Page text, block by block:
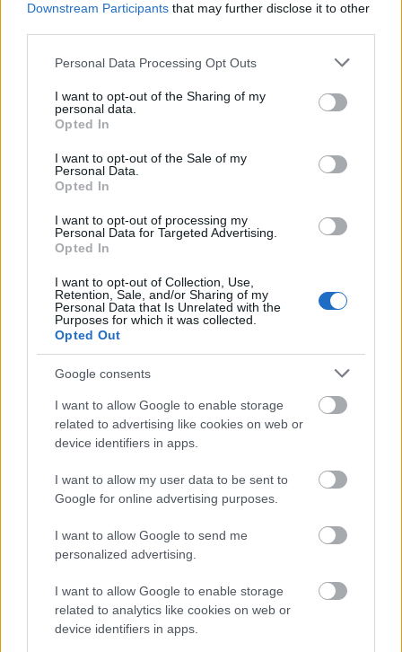
Downstream Participants that may further disclose it to other
Please note that this website/app uses one or more Google
not limited to your visit or usage behaviour. You may click to
grant or deny consent to Google and its third-party tags to
use your data for below specified purposes in below Google
consent section.
Personal Data Processing Opt Outs
I want to opt-out of the Sharing of my
personal data.
Opted In
I want to opt-out of the Sale of my
Personal Data.
Opted In
I want to opt-out of processing my
Personal Data for Targeted Advertising.
Opted In
I want to opt-out of Collection, Use,
Retention, Sale, and/or Sharing of my
Personal Data that Is Unrelated with the
Purposes for which it was collected.
Opted Out
Google consents
I want to allow Google to enable storage
related to advertising like cookies on web or
device identifiers in apps.
I want to allow my user data to be sent to
Google for online advertising purposes.
I want to allow Google to send me
personalized advertising.
I want to allow Google to enable storage
related to analytics like cookies on web or
device identifiers in apps.
Јачање здравља дигестивног
система
Црвени купус је одличан за здравље вашег
система за варење јер је пун влакана. Његова
конзумација може заиста помоћи вашим
цревима. Садржи и растворљива и
нерастворљива влакна, која су кључна за
редовно пражњење црева.
гломазнијом, што помаже у спречавању затвора.
Растворљива влакна хране добре бактерије у
цревима, одржавајући их у равнотежи. Ова
равнотежа је кључна за здрава црева.
Студије показују да сок од црвеног купуса може
да залечи чир на цревима. Због тога је црвени
купус одличним избором за боље варење.
Додаје укус и боју вашим оброцима и помаже
Контрола тежине црвеним
купусом
За оне који покушавају да смршају, кључан је
избор хране са ниским садржајем калорија.